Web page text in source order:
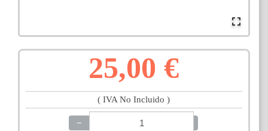
25,00 €
( IVA No Incluido )
−